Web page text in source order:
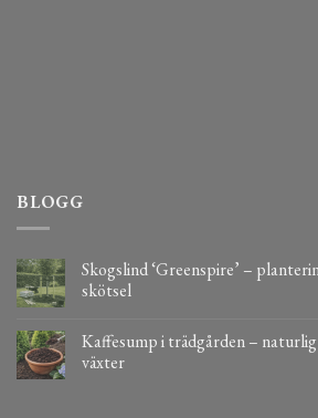
BLOGG
Skogslind ‘Greenspire’ –
skötsel
Kaffesump i trädgården –
växter